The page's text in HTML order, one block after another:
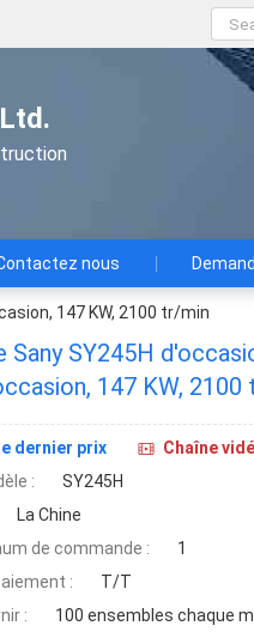
nous
147 KW, 2100 tr/min
Sany SY245H
147 KW, 2100
dernier prix
Chaîne
:
SY245H
La Chine
de commande :
1
:
T/T
:
100 ensembles chaque